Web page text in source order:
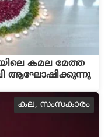
കമല മേത്ത
ആഘോഷിക്കുന്നു
കല, സംസകാരം